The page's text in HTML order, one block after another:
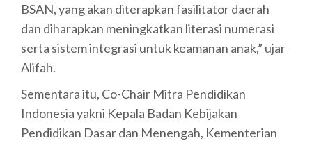
BSAN, yang akan diterapkan fasilitator daerah
dan diharapkan meningkatkan literasi numerasi
serta sistem integrasi untuk keamanan anak,” ujar
Alifah.
Sementara itu, Co-Chair Mitra Pendidikan
Indonesia yakni Kepala Badan Kebijakan
Pendidikan Dasar dan Menengah, Kementerian